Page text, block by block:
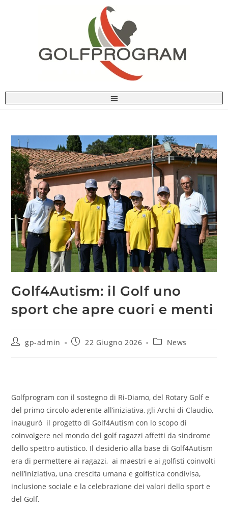
Golf4Autism: il Golf uno
sport che apre cuori e menti
gp-admin 22 Giugno 2026 News
Golfprogram con il sostegno di Ri-Diamo, del Rotary Golf e
del primo circolo aderente all’iniziativa, gli Archi di Claudio,
inaugurò il progetto di Golf4Autism con lo scopo di
coinvolgere nel mondo del golf ragazzi affetti da sindrome
dello spettro autistico. Il desiderio alla base di Golf4Autism
era di permettere ai ragazzi, ai maestri e ai golfisti coinvolti
nell’iniziativa, una crescita umana e golfistica condivisa,
inclusione sociale e la celebrazione dei valori dello sport e
del Golf.